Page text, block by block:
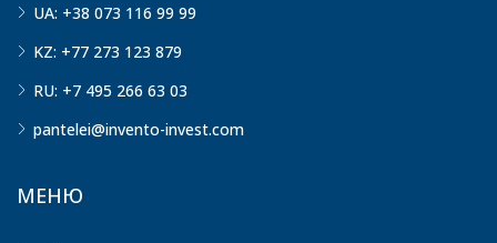
UA: +38 073 116 99 99
KZ: +77 273 123 879
RU: +7 495 266 63 03
pantelei@invento-invest.com
МЕНЮ